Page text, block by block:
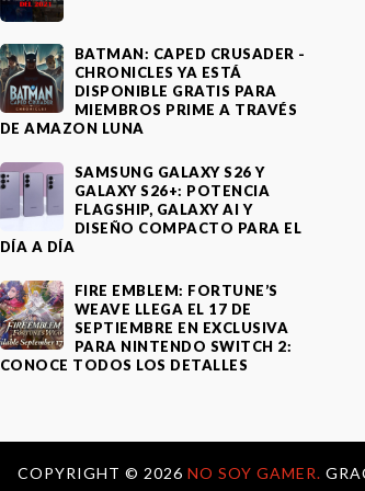
BATMAN: CAPED CRUSADER -
CHRONICLES YA ESTÁ
DISPONIBLE GRATIS PARA
MIEMBROS PRIME A TRAVÉS
DE AMAZON LUNA
SAMSUNG GALAXY S26 Y
GALAXY S26+: POTENCIA
FLAGSHIP, GALAXY AI Y
DISEÑO COMPACTO PARA EL
DÍA A DÍA
FIRE EMBLEM: FORTUNE’S
WEAVE LLEGA EL 17 DE
SEPTIEMBRE EN EXCLUSIVA
PARA NINTENDO SWITCH 2:
CONOCE TODOS LOS DETALLES
COPYRIGHT © 2026 NO SOY GAMER.